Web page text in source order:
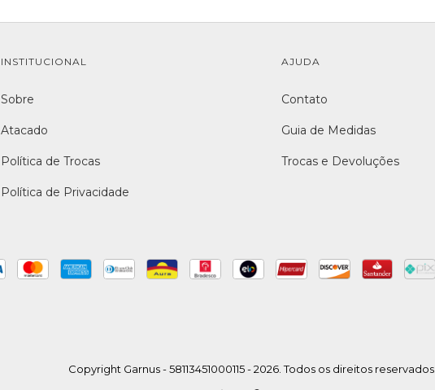
INSTITUCIONAL
Sobre
Atacado
Política de Trocas
Política de Privacidade
AJUDA
Contato
Guia de Medidas
Trocas e Devoluções
Copyright Garnus - 58113451000115 - 2026. Todos os direitos reservados.